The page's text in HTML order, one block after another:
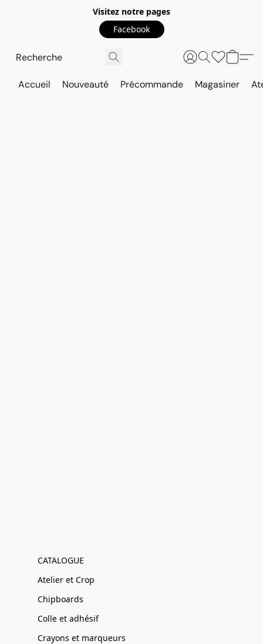
Visitez notre pages
Facebook
Accueil Nouveauté Précommande Magasiner
CATALOGUE
Atelier et Crop
Chipboards
Colle et adhésif
Crayons et marqueurs